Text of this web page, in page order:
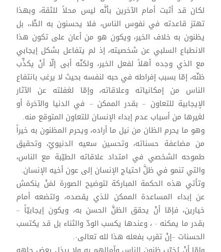
لكان قد أثبت أمام الآخرين بأنَّه ليس محلاً للثقة، وبهذا
تهتز قاعدته في نفوس الناس، فلا يحسنون به الظّ،، بل
يظنون به خلاف الخير، ويكون هو من أعان على تكون هذا
الانطباع السلبي عن شخصيته، إذ لم يتفاعل بشكل إيجابي
مع الذي وجده أهلاً لفعل الخير، ولكنّه أبى إلّا أنْ يكذِّب
ظنّه، إمّا بسبب إفراطه في حبه لنفسه بحيث لا يرغب بانتفاع
الناس من إمكانياته وعلاقاته، وإمّا لغفلته عن الآثار
الإيجابية للتعاون – بقدر الممكن – في الدنيا والآخرة أو
لغيرها من أسباب عدم إبداء الإنسان للتعاون المتوقع منه.
وهو ما يحرم الظان من نيل ما أراده، ويحرم المظنون به خيراً
من مضاعفة حسناته، وتحسين سعيه الدنيويّ، وتحقيق
طموحه الشخصي في امتداد علاقاته الطيّبة مع الناس،
والتي تنمو في ظلَّ احتياج الإنسان إلى عون أخيه الإنسان.
وتأتي هذه الحكمة المباركة لتوضيح الصورة لمَنْ ينكمش
عن إبداء المساعدة الممكن للذي يقصده، ولتضعه أمام
خيارين، فإمّا أنْ يحقق الظنَّ الحسن به، ويكون إيجابيّاً –
بقدر ما يمكنه - ، وعندها يكسب الودّ والثناء بل قد يكتسب
الحسنات –إنْ تقرب بفعله هذا لله تعالى-.